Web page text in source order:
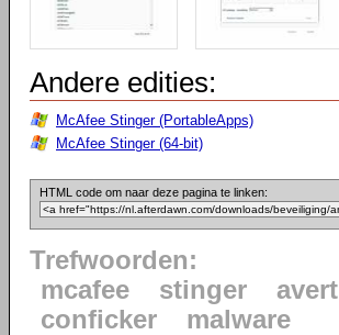
Andere edities:
McAfee Stinger (PortableApps)
McAfee Stinger (64-bit)
HTML code om naar deze pagina te linken:
Trefwoorden:
mcafee
stinger avert
conficker
malware